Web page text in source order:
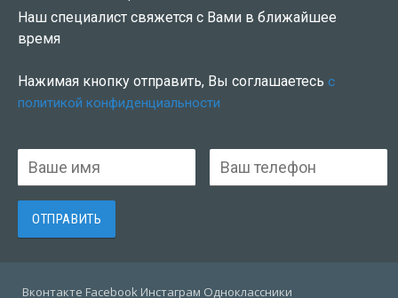
Наш специалист свяжется с Вами в ближайшее
время
Нажимая кнопку отправить, Вы соглашаетесь с
политикой конфиденциальности
Вконтакте Facebook Инстаграм Одноклассники